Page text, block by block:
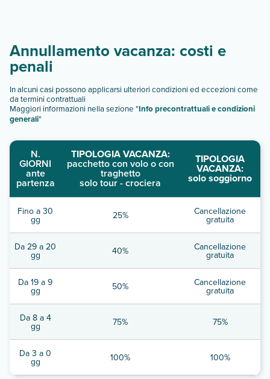
Annullamento vacanza: costi e
penali
In alcuni casi possono applicarsi ulteriori condizioni ed eccezioni come
da termini contrattuali
Maggiori informazioni nella sezione "Info precontrattuali e condizioni
generali"
N.
GIORNI
ante
partenza
TIPOLOGIA VACANZA:
pacchetto con volo o con
traghetto
solo tour - crociera
TIPOLOGIA
VACANZA:
solo soggiorno
Fino a 30
gg 25% Cancellazione
gratuita
Da 29 a 20
gg 40% Cancellazione
gratuita
Da 19 a 9
gg 50% Cancellazione
gratuita
Da 8 a 4
gg 75% 75%
Da 3 a 0
gg 100% 100%